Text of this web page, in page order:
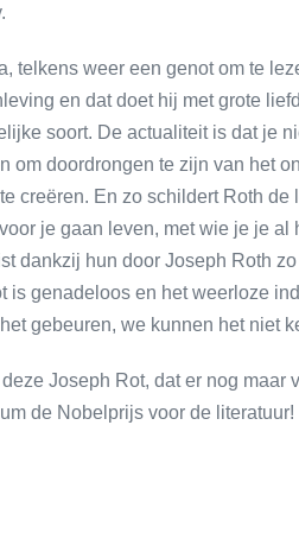
telkens weer een genot om te
en dat doet hij met grote
soort. De actualiteit is dat je
om doordrongen te zijn van het
creëren. En zo schildert Roth de
je gaan leven, met wie je je al
dankzij hun door Joseph Roth
is genadeloos en het weerloze
gebeuren, we kunnen het niet
Joseph Rot, dat er nog maar
de Nobelprijs voor de literatuur!